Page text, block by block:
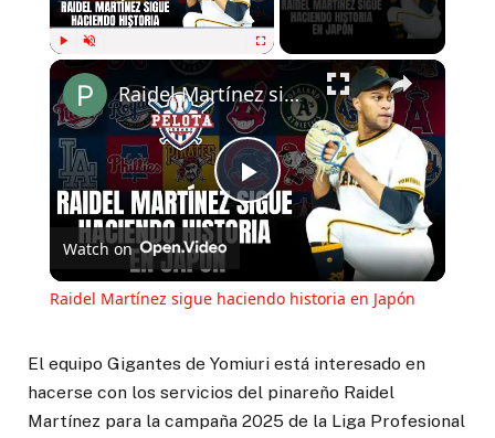
×
Play
Video
Raidel Martínez sigue haciendo historia en Japón
Watch on
Raidel Martínez sigue haciendo historia en Japón
El equipo Gigantes de Yomiuri está interesado en
hacerse con los servicios del pinareño Raidel
Martínez para la campaña 2025 de la Liga Profesional